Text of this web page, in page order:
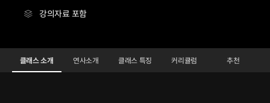
강의자료 포함
3D아티스트 용성주Details
Configuration Information Shortcuts
클래스 소개 연사소개 클래스 특징 커리큘럼 추천